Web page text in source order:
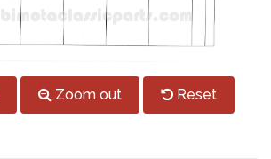
Zoom out Reset